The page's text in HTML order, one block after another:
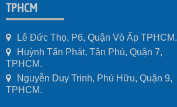
TPHCM
Lê Đức Thọ, P6, Quận Vò Ấp TPHCM.
Huỳnh Tấn Phát, Tân Phú, Quận 7,
TPHCM.
Nguyễn Duy Trinh, Phú Hữu, Quận 9,
TPHCM.